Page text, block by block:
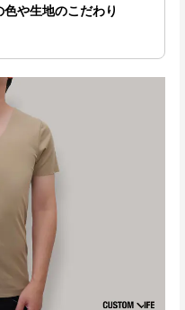
や生地のこだわり